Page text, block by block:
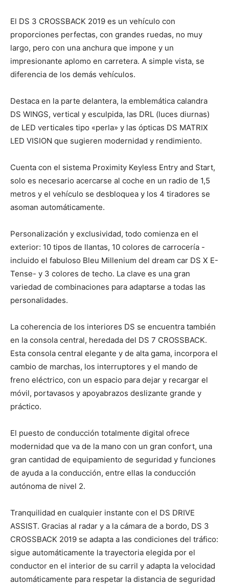
El DS 3 CROSSBACK 2019 es un vehículo con
proporciones perfectas, con grandes ruedas, no muy
largo, pero con una anchura que impone y un
impresionante aplomo en carretera. A simple vista, se
diferencia de los demás vehículos.
Destaca en la parte delantera, la emblemática calandra
DS WINGS, vertical y esculpida, las DRL (luces diurnas)
de LED verticales tipo «perla» y las ópticas DS MATRIX
LED VISION que sugieren modernidad y rendimiento.
Cuenta con el sistema Proximity Keyless Entry and Start,
solo es necesario acercarse al coche en un radio de 1,5
metros y el vehículo se desbloquea y los 4 tiradores se
asoman automáticamente.
Personalización y exclusividad, todo comienza en el
exterior: 10 tipos de llantas, 10 colores de carrocería -
incluido el fabuloso Bleu Millenium del dream car DS X E-
Tense- y 3 colores de techo. La clave es una gran
variedad de combinaciones para adaptarse a todas las
personalidades.
La coherencia de los interiores DS se encuentra también
en la consola central, heredada del DS 7 CROSSBACK.
Esta consola central elegante y de alta gama, incorpora el
cambio de marchas, los interruptores y el mando de
freno eléctrico, con un espacio para dejar y recargar el
móvil, portavasos y apoyabrazos deslizante grande y
práctico.
El puesto de conducción totalmente digital ofrece
modernidad que va de la mano con un gran confort, una
gran cantidad de equipamiento de seguridad y funciones
de ayuda a la conducción, entre ellas la conducción
autónoma de nivel 2.
Tranquilidad en cualquier instante con el DS DRIVE
ASSIST. Gracias al radar y a la cámara de a bordo, DS 3
CROSSBACK 2019 se adapta a las condiciones del tráfico:
sigue automáticamente la trayectoria elegida por el
conductor en el interior de su carril y adapta la velocidad
automáticamente para respetar la distancia de seguridad